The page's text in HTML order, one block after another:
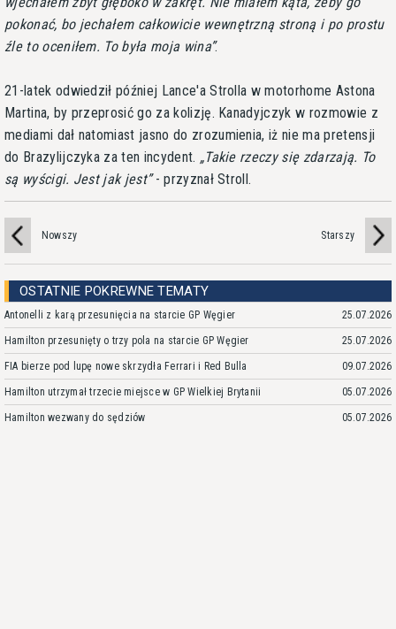
pokonać, bo jechałem całkowicie wewnętrzną stroną i po prostu
źle to oceniłem. To była moja wina .
21-latek odwiedził później Lance'a Strolla w motorhome Astona
Martina, by przeprosić go za kolizję. Kanadyjczyk w rozmowie z
mediami dał natomiast jasno do zrozumienia, iż nie ma pretensji
do Brazylijczyka za ten incydent.
Takie rzeczy się zdarzają. To
są wyścigi. Jest jak jest - przyznał Stroll.
Nowszy Starszy
OSTATNIE POKREWNE TEMATY
Antonelli z karą przesunięcia na starcie GP Węgier 25.07.2026
Hamilton przesunięty o trzy pola na starcie GP Węgier 25.07.2026
FIA bierze pod lupę nowe skrzydła Ferrari i Red Bulla 09.07.2026
Hamilton utrzymał trzecie miejsce w GP Wielkiej Brytanii 05.07.2026
Hamilton wezwany do sędziów 05.07.2026